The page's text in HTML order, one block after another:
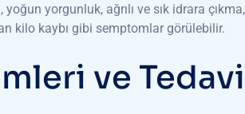
yoğun yorgunluk, ağrılı ve sık idrara
kilo kaybı gibi semptomlar görülebilir.
ve Tedavi